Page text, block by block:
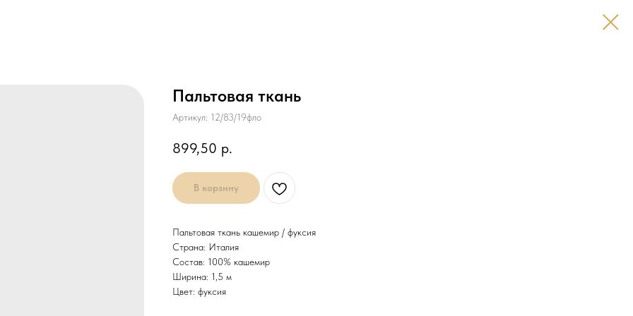
Пальтовая ткань
Артикул: 12/83/19фло
899,50 р.
В корзину
Пальтовая ткань кашемир / фуксия
Страна: Италия
Состав: 100% кашемир
Ширина: 1,5 м
Цвет: фуксия